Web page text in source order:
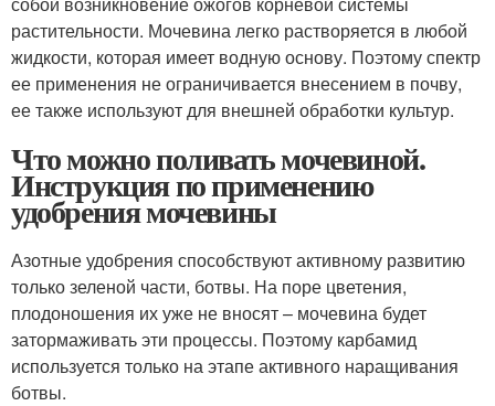
растительности. Мочевина легко растворяется в любой
жидкости, которая имеет водную основу. Поэтому спектр
ее применения не ограничивается внесением в почву,
ее также используют для внешней обработки культур.
Что можно поливать мочевиной.
Инструкция по применению
удобрения мочевины
Азотные удобрения способствуют активному развитию
только зеленой части, ботвы. На поре цветения,
плодоношения их уже не вносят – мочевина будет
затормаживать эти процессы. Поэтому карбамид
используется только на этапе активного наращивания
ботвы.